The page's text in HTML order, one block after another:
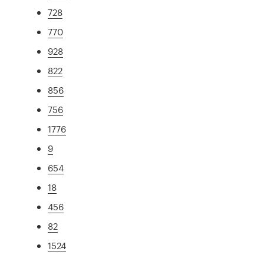
728
770
928
822
856
756
1776
9
654
18
456
82
1524